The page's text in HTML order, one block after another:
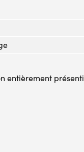
entièrement